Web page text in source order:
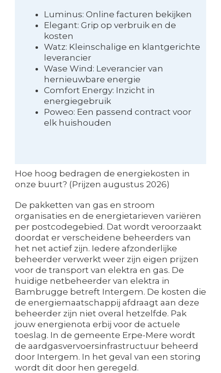
Luminus: Online facturen bekijken
Elegant: Grip op verbruik en de
kosten
Watz: Kleinschalige en klantgerichte
leverancier
Wase Wind: Leverancier van
hernieuwbare energie
Comfort Energy: Inzicht in
energiegebruik
Poweo: Een passend contract voor
elk huishouden
Hoe hoog bedragen de energiekosten in
onze buurt? (Prijzen augustus 2026)
De pakketten van gas en stroom
organisaties en de energietarieven variëren
per postcodegebied. Dat wordt veroorzaakt
doordat er verscheidene beheerders van
het net actief zijn. Iedere afzonderlijke
beheerder verwerkt weer zijn eigen prijzen
voor de transport van elektra en gas. De
huidige netbeheerder van elektra in
Bambrugge betreft Intergem. De kosten die
de energiemaatschappij afdraagt aan deze
beheerder zijn niet overal hetzelfde. Pak
jouw energienota erbij voor de actuele
toeslag. In de gemeente Erpe-Mere wordt
de aardgasvervoersinfrastructuur beheerd
door Intergem. In het geval van een storing
wordt dit door hen geregeld.